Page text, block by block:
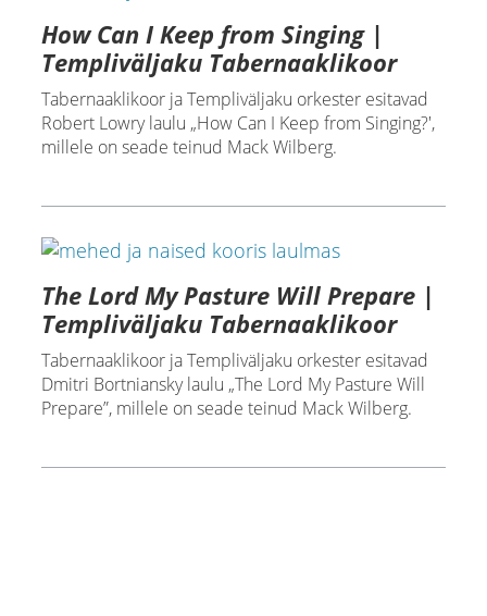
How Can I Keep from Singing |
Templiväljaku Tabernaaklikoor
Tabernaaklikoor ja Templiväljaku orkester esitavad
Robert Lowry laulu „How Can I Keep from Singing?',
millele on seade teinud Mack Wilberg.
The Lord My Pasture Will Prepare |
Templiväljaku Tabernaaklikoor
Tabernaaklikoor ja Templiväljaku orkester esitavad
Dmitri Bortniansky laulu „The Lord My Pasture Will
Prepare”, millele on seade teinud Mack Wilberg.